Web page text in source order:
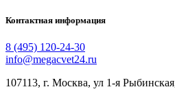
Контактная информация
8 (495) 120-24-30
info@megacvet24.ru
107113, г. Москва, ул 1-я